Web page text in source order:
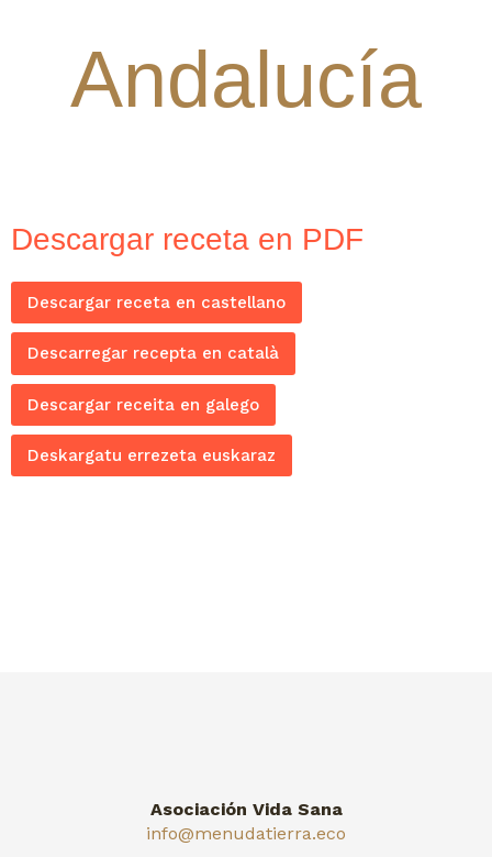
Andalucía
Descargar receta en PDF
Descargar receta en castellano
Descarregar recepta en català
Descargar receita en galego
Deskargatu errezeta euskaraz
Asociación Vida Sana
info@menudatierra.eco